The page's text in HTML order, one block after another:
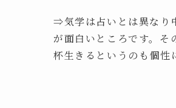
⇒気学は占いとは異なり
が面白いところです。
杯生きるというのも個性